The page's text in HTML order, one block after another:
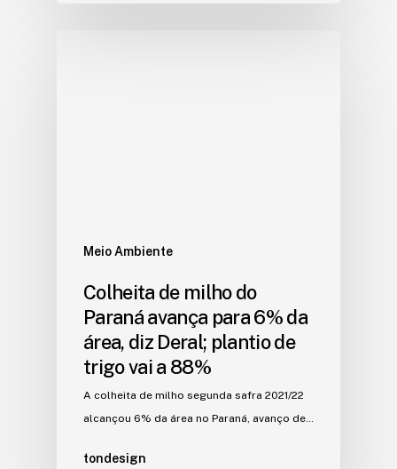
Meio Ambiente
Colheita de milho do
Paraná avança para 6% da
área, diz Deral; plantio de
trigo vai a 88%
A colheita de milho segunda safra 2021/22
alcançou 6% da área no Paraná, avanço de…
tondesign